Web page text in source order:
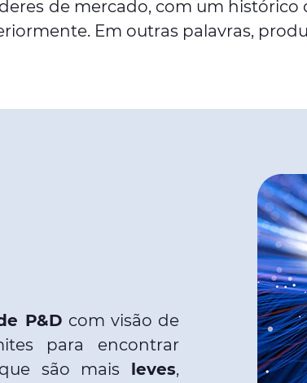
de mercado, com um
Em outras palavras,
P&D com visão de
para encontrar
são mais leves,